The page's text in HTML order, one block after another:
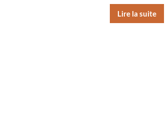
Lire la suite